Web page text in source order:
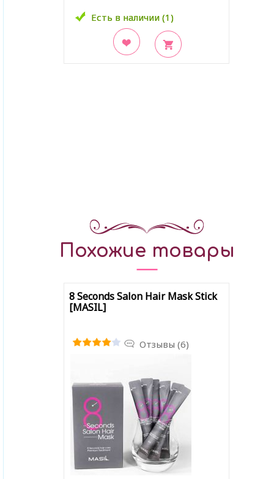
Есть в наличии (1)
Есть в наличии (1)
Похожие товары
8 Seconds Salon Hair Mask Stick
[MASIL]
Отзывы (6)